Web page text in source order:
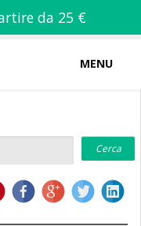
da 25 €
MENU